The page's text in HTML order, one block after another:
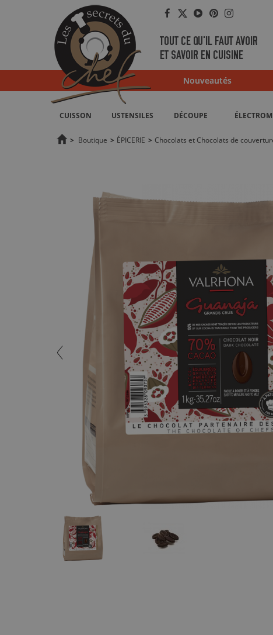
Facebook
Twitter
YouTube
Pinterest
Instagram
TOUT CE QU'IL FAUT AVOIR
ET SAVOIR EN CUISINE
Nouveautés
CUISSON USTENSILES DÉCOUPE
> Boutique > ÉPICERIE > Chocolats et Chocolats de